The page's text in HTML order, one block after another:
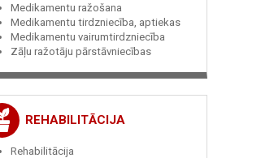
Medikamentu ražošana
Medikamentu tirdzniecība, aptiekas
Medikamentu vairumtirdzniecība
Zāļu ražotāju pārstāvniecības
REHABILITĀCIJA
Rehabilitācija